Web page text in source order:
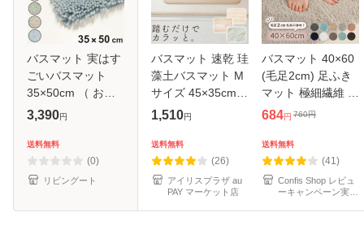
バスマット 実はす
ごいバスマット
35×50cm （ お風
呂マット 足拭きマ
菌 防臭 すべり止め
洗える 浴室マット
バス マッ
3,390円
送料無料
(0)
リビングート
バスマット 速乾 珪
藻土バスマット M
サイズ 45×35cm
おしゃれ 大理石調
臭 清潔 お手入れ簡
単 陰干し 洗濯不要
お風
1,510円
送料無料
(26)
アイリスプラザ au
PAY マーケット店
バスマット 40×60
(毛足2cm) 足ふき
マット 極細繊維 ト
イレマット マット
菌 防臭 エステ ふ
わふわ おしゃれ 送
料無
684円 760円
送料無料
(41)
Confis Shop レビュ
ーキャンペーン実施